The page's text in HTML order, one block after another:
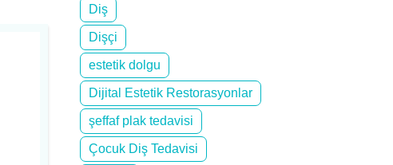
Diş
Dişçi
estetik dolgu
Dijital Estetik Restorasyonlar
şeffaf plak tedavisi
Çocuk Diş Tedavisi